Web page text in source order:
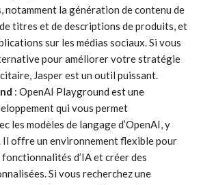
la génération de contenu de
titres et de descriptions de produits, et
sur les médias sociaux. Si vous
pour améliorer votre stratégie
Jasper est un outil puissant.
: OpenAI Playground est une
qui vous permet
les modèles de langage d’OpenAI, y
Il offre un environnement flexible pour
d’IA et créer des
Si vous recherchez une